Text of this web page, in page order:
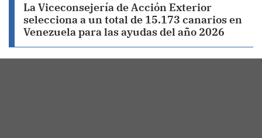
La Viceconsejería de Acción Exterior
selecciona a un total de 15.173 canarios en
Venezuela para las ayudas del año 2026